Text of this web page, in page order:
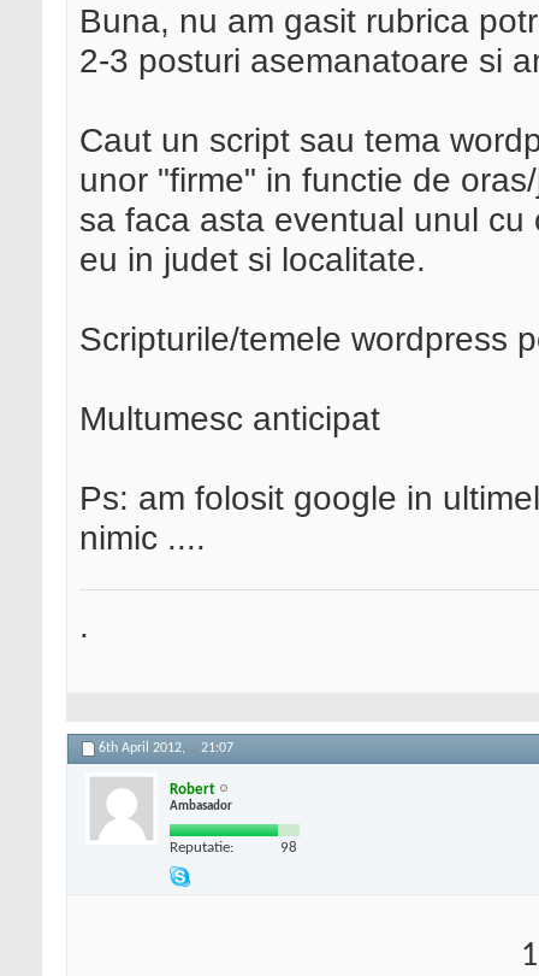
Buna, nu am gasit rubrica
2-3 posturi asemanatoare si
Caut un script sau tema
unor "firme" in functie de
sa faca asta eventual unul
eu in judet si localitate.
Scripturile/temele wordpress
Multumesc anticipat
Ps: am folosit google in
nimic ....
.
6th April 2012, 21:07
Robert
Ambasador
Reputatie: 98